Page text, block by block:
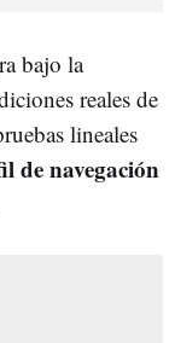
bajo la
reales de
lineales
de navegación